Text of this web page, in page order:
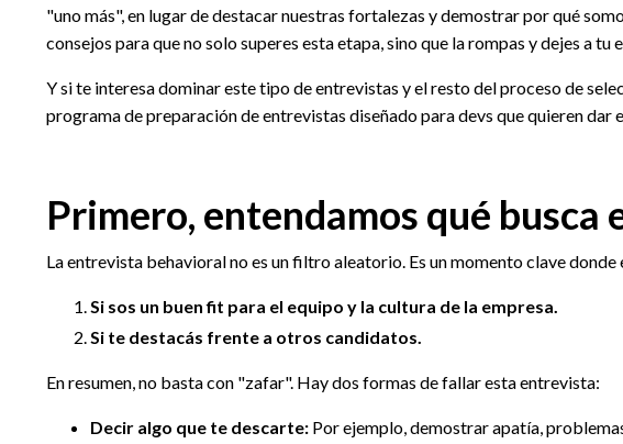
"uno más", en lugar de destacar nuestras fortalezas y demostrar por qué
consejos para que no solo superes esta etapa, sino que la rompas y dejes a
Y si te interesa dominar este tipo de entrevistas y el resto del proceso de
programa de preparación de entrevistas diseñado para devs que quieren dar
Primero, entendamos qué busca
La entrevista behavioral no es un filtro aleatorio. Es un momento clave
Si sos un buen fit para el equipo y la cultura de la empresa.
Si te destacás frente a otros candidatos.
En resumen, no basta con "zafar". Hay dos formas de fallar esta entrevista:
Decir algo que te descarte: Por ejemplo, demostrar apatía,